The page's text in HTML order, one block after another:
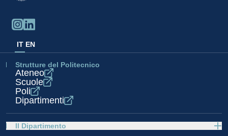
IT EN
Strutture del Politecnico
Ateneo
Scuole
Poli
Dipartimenti
Il Dipartimento